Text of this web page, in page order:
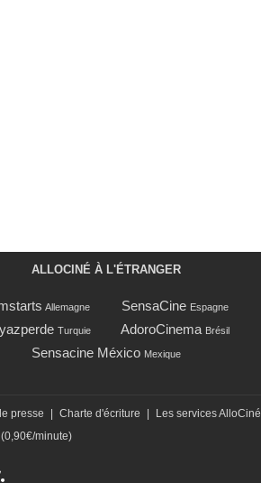
ALLOCINÉ À L'ÉTRANGER
Allemagne SensaCine Espagne
Turquie AdoroCinema Brésil
Sensacine México Mexique
presse Charte d'écriture Les services AlloCiné
(0,90€/minute)